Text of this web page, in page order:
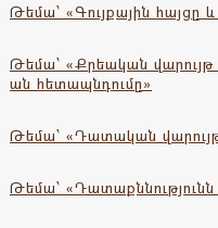
Թեմա՝ «Գույքային հայցը
Թեմա՝ «Քրեական
ան հետապնդումը»
Թեմա՝ «Դատական
Թեմա՝